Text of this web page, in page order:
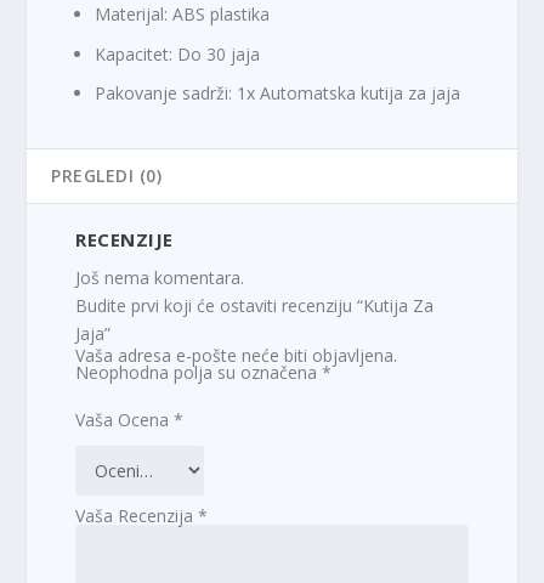
Materijal: ABS plastika
Kapacitet: Do 30 jaja
Pakovanje sadrži: 1x Automatska kutija za jaja
PREGLEDI (0)
RECENZIJE
Još nema komentara.
Budite prvi koji će ostaviti recenziju “Kutija Za
Jaja”
Vaša adresa e-pošte neće biti objavljena.
Neophodna polja su označena*
Vaša Ocena*
Vaša Recenzija*